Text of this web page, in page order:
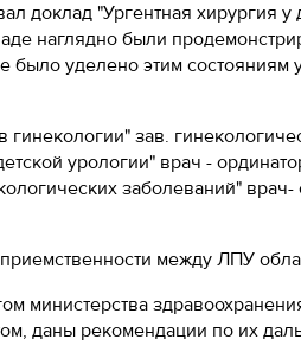
доклад "Ургентная хирургия у
наглядно были
уделено этим состояниям
зав.
урологии" врач -
заболеваний" врач-
между ЛПУ
министерства
даны рекомендации по их